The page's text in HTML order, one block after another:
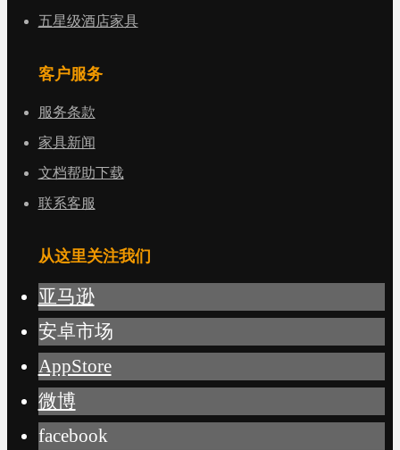
五星级酒店家具
客户服务
服务条款
家具新闻
文档帮助下载
联系客服
从这里关注我们
亚马逊
安卓市场
AppStore
微博
facebook